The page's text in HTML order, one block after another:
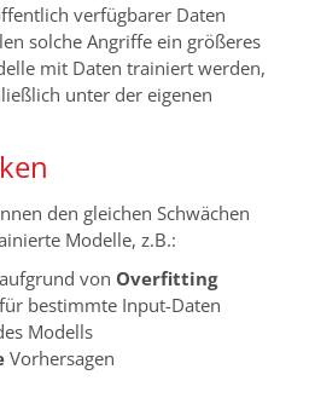
verfügbarer Daten
solche Angriffe ein größeres
mit Daten trainiert werden,
unter der eigenen
den gleichen Schwächen
Modelle, z.B.:
von Overfitting
bestimmte Input-Daten
Modells
Vorhersagen